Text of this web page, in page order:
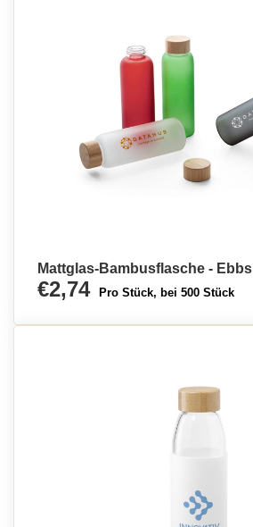
Mattglas-Bambusflasche - Ebbs
€2,74 Pro Stück, bei 500 Stück